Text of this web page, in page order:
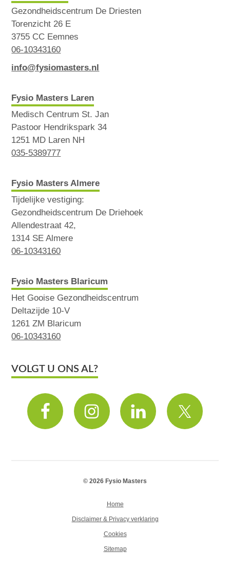
Gezondheidscentrum De Driesten
Torenzicht 26 E
3755 CC Eemnes
06-10343160
info@fysiomasters.nl
Fysio Masters Laren
Medisch Centrum St. Jan
Pastoor Hendrikspark 34
1251 MD Laren NH
035-5389777
Fysio Masters Almere
Tijdelijke vestiging:
Gezondheidscentrum De Driehoek
Allendestraat 42,
1314 SE Almere
06-10343160
Fysio Masters Blaricum
Het Gooise Gezondheidscentrum
Deltazijde 10-V
1261 ZM Blaricum
06-10343160
VOLGT U ONS AL?
© 2026 Fysio Masters
Home
Disclaimer & Privacy verklaring
Cookies
Sitemap